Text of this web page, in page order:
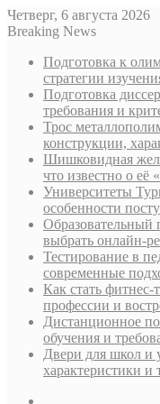
Четверг, 6 августа 2026
Breaking News
Подготовка к
стратегии
Подготовка
требования и
Трос
конструкции,
Шишковидная
что известно о её
Университеты
особенности
выбрать онлайн-
Тестирование в
современные
Как стать
профессии и
Дистанционное
обучения и
Двери для школ и
характеристики и